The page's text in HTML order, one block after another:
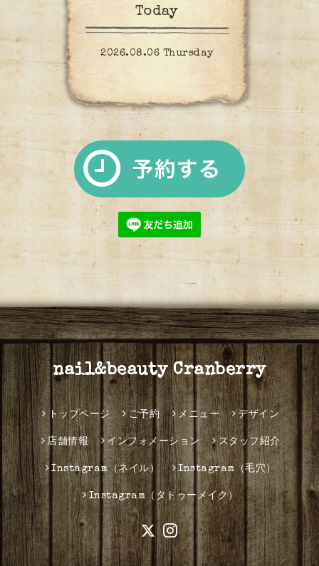
Today
2026.08.06 Thursday
nail&beauty Cranberry
トップページ ご予約 メニュー デザイン
店舗情報 インフォメーション スタッフ紹介
Instagram（ネイル） Instagram（毛穴）
Instagram（タトゥーメイク）